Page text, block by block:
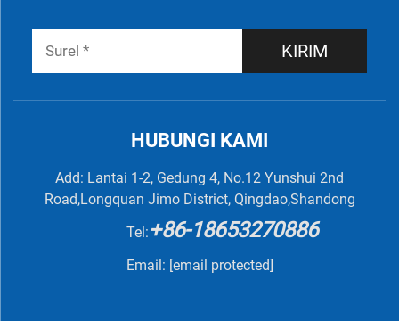
KIRIM
HUBUNGI KAMI
Add: Lantai 1-2, Gedung 4, No.12 Yunshui 2nd
Road,Longquan Jimo District, Qingdao,Shandong
Tel:+86-18653270886
Email: [email protected]